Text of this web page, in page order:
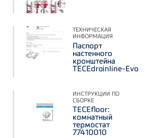
ТЕХНИЧЕСКАЯ
ИНФОРМАЦИЯ
Паспорт
настенного
кронштейна
TECEdrainline-Evo
ИНСТРУКЦИИ ПО
СБОРКЕ
TECEfloor:
комнатный
термостат
77410010